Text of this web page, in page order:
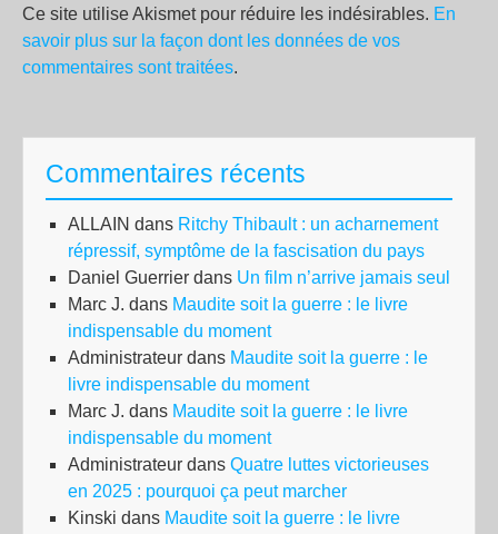
Ce site utilise Akismet pour réduire les indésirables. En
savoir plus sur la façon dont les données de vos
commentaires sont traitées.
Commentaires récents
ALLAIN dans Ritchy Thibault : un acharnement
répressif, symptôme de la fascisation du pays
Daniel Guerrier dans Un film n’arrive jamais seul
Marc J. dans Maudite soit la guerre : le livre
indispensable du moment
Administrateur dans Maudite soit la guerre : le
livre indispensable du moment
Marc J. dans Maudite soit la guerre : le livre
indispensable du moment
Administrateur dans Quatre luttes victorieuses
en 2025 : pourquoi ça peut marcher
Kinski dans Maudite soit la guerre : le livre